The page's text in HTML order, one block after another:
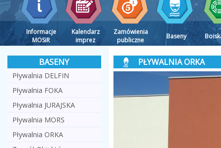
Informacje
MOSiR
Kalendarz
imprez
Zamówienia
publiczne
Baseny
BASENY
Pływalnia DELFIN
Pływalnia FOKA
Pływalnia JURAJSKA
Pływalnia MORS
Pływalnia ORKA
PŁYWALNIA ORKA